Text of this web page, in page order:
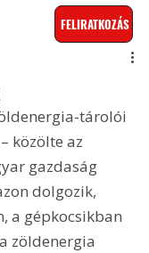
FELIRATKOZÁS
tárolói
közölte az
gazdaság
dolgozik,
a gépkocsikban
zöldenergia